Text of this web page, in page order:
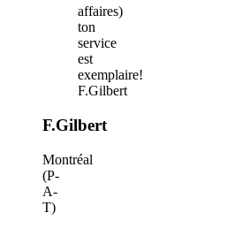
affaires)
ton
service
est
exemplaire!
F.Gilbert
F.Gilbert
Montréal
(P-
A-
T)